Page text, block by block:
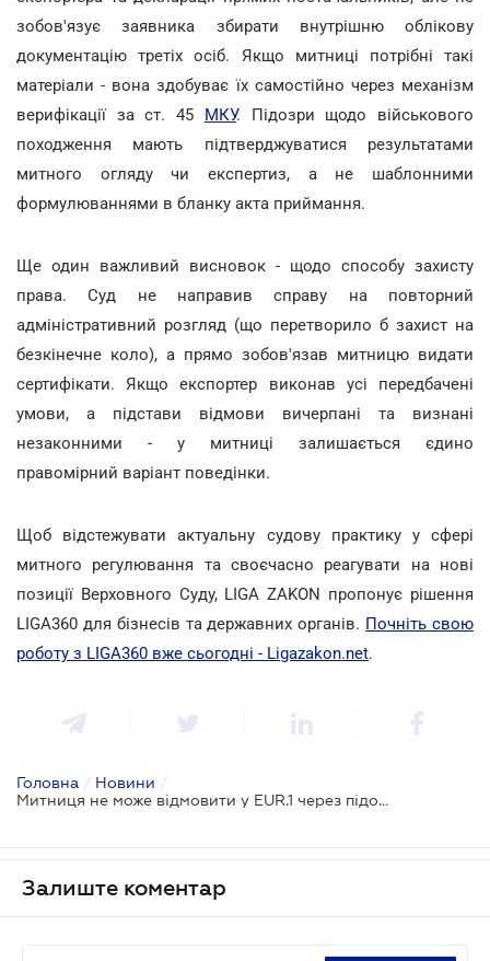
зобов'язує заявника збирати внутрішню облікову
документацію третіх осіб. Якщо митниці потрібні такі
матеріали - вона здобуває їх самостійно через механізм
верифікації за ст. 45 МКУ. Підозри щодо військового
походження мають підтверджуватися результатами
митного огляду чи експертиз, а не шаблонними
формулюваннями в бланку акта приймання.
Ще один важливий висновок - щодо способу захисту
права. Суд не направив справу на повторний
адміністративний розгляд (що перетворило б захист на
безкінечне коло), а прямо зобов'язав митницю видати
сертифікати. Якщо експортер виконав усі передбачені
умови, а підстави відмови вичерпані та визнані
незаконними - у митниці залишається єдино
правомірний варіант поведінки.
Щоб відстежувати актуальну судову практику у сфері
митного регулювання та своєчасно реагувати на нові
позиції Верховного Суду, LIGA ZAKON пропонує рішення
LIGA360 для бізнесів та державних органів. Почніть свою
роботу з LIGA360 вже сьогодні - Ligazakon.net.
Головна / Новини /
Митниця не може відмовити у EUR.1 через підозри щодо військового брухту без реальної перевірки
Залиште коментар